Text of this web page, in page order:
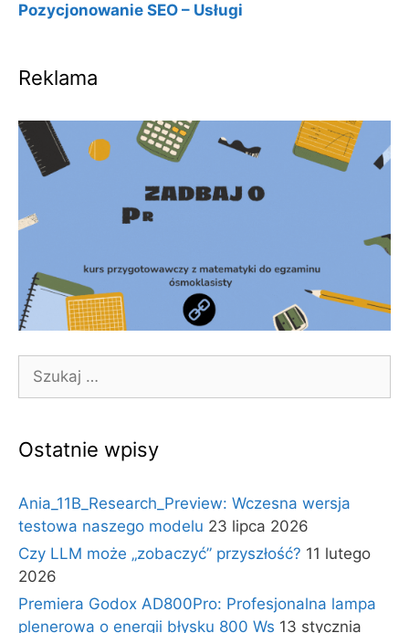
Pozycjonowanie SEO – Usługi
Reklama
Ostatnie wpisy
Ania_11B_Research_Preview: Wczesna wersja
testowa naszego modelu 23 lipca 2026
Czy LLM może „zobaczyć” przyszłość? 11 lutego
2026
Premiera Godox AD800Pro: Profesjonalna lampa
plenerowa o energii błysku 800 Ws 13 stycznia